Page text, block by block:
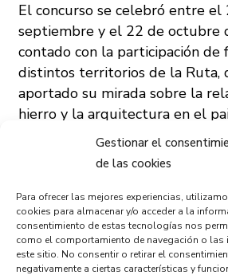
Gestionar el
de las cookies
Para ofrecer las mejores experiencias,
cookies para almacenar y/o acceder a la
consentimiento de estas tecnologías nos
como el comportamiento de navegación o las
este sitio. No consentir o retirar el
negativamente a ciertas características y
El concurso se celebró entre el
septiembre y el 22 de octubre
contado con la participación de
distintos territorios de la Ruta,
aportado su mirada sobre la
hierro y la arquitectura en el
Junto con la obra ganadora, once
parte de una exposición
inaugurará en 2026, y que
enclaves de la Ruta del Hierro
contribuyendo a la difusión de